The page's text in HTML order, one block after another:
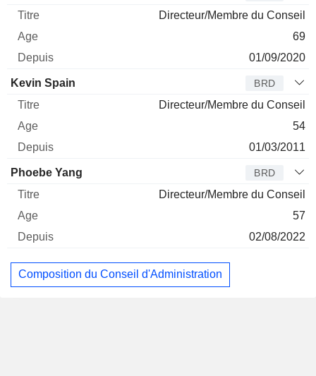
Directeur/Membre du Conseil
69
01/09/2020
Kevin Spain BRD
Directeur/Membre du Conseil
54
01/03/2011
Phoebe Yang BRD
Directeur/Membre du Conseil
57
02/08/2022
Composition du Conseil d'Administration